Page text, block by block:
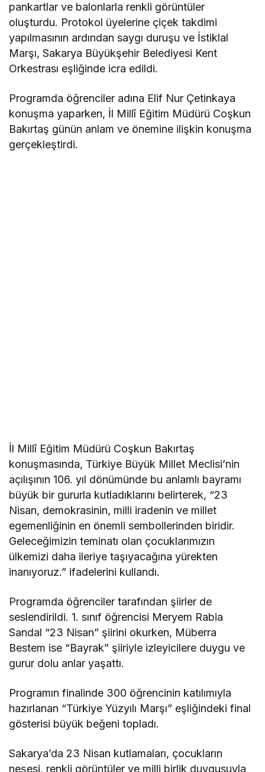
pankartlar ve balonlarla renkli görüntüler
oluşturdu. Protokol üyelerine çiçek takdimi
yapılmasının ardından saygı duruşu ve İstiklal
Marşı, Sakarya Büyükşehir Belediyesi Kent
Orkestrası eşliğinde icra edildi.
Programda öğrenciler adına Elif Nur Çetinkaya
konuşma yaparken, İl Millî Eğitim Müdürü Coşkun
Bakırtaş günün anlam ve önemine ilişkin konuşma
gerçekleştirdi.
İl Millî Eğitim Müdürü Coşkun Bakırtaş
konuşmasında, Türkiye Büyük Millet Meclisi’nin
açılışının 106. yıl dönümünde bu anlamlı bayramı
büyük bir gururla kutladıklarını belirterek, “23
Nisan, demokrasinin, milli iradenin ve millet
egemenliğinin en önemli sembollerinden biridir.
Geleceğimizin teminatı olan çocuklarımızın
ülkemizi daha ileriye taşıyacağına yürekten
inanıyoruz.” ifadelerini kullandı.
Programda öğrenciler tarafından şiirler de
seslendirildi. 1. sınıf öğrencisi Meryem Rabia
Sandal “23 Nisan” şiirini okurken, Müberra
Bestem ise “Bayrak” şiiriyle izleyicilere duygu ve
gurur dolu anlar yaşattı.
Programın finalinde 300 öğrencinin katılımıyla
hazırlanan “Türkiye Yüzyılı Marşı” eşliğindeki final
gösterisi büyük beğeni topladı.
Sakarya’da 23 Nisan kutlamaları, çocukların
neşesi, renkli görüntüler ve milli birlik duygusuyla